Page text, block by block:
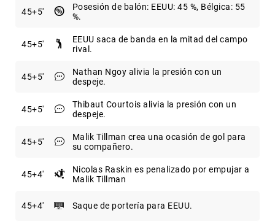
45+5
Posesión de balón: EEUU: 45 %, Bélgica: 55
%.
45+5
EEUU saca de banda en la mitad del campo
rival.
45+5
Nathan Ngoy alivia la presión con un
despeje.
45+5
Thibaut Courtois alivia la presión con un
despeje.
45+5
Malik Tillman crea una ocasión de gol para
su compañero.
45+4
Nicolas Raskin es penalizado por empujar a
Malik Tillman
45+4 Saque de portería para EEUU.